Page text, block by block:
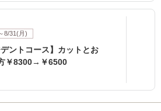
8/31(月)
ントコース】カットとお
￥8300→￥6500